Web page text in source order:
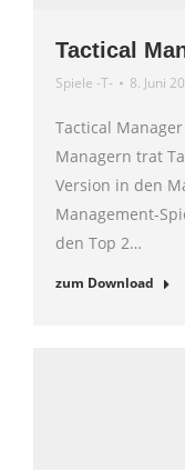
Tactical
Spiele -T- 8. Juni
Tactical
Managern trat
Version in den
Management-
den Top 2…
zum Download